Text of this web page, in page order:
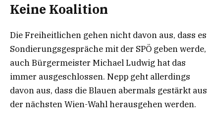
Keine Koalition
Die Freiheitlichen gehen nicht davon aus, dass es
Sondierungsgespräche mit der SPÖ geben werde,
auch Bürgermeister Michael Ludwig hat das
immer ausgeschlossen. Nepp geht allerdings
davon aus, dass die Blauen abermals gestärkt aus
der nächsten Wien-Wahl herausgehen werden.